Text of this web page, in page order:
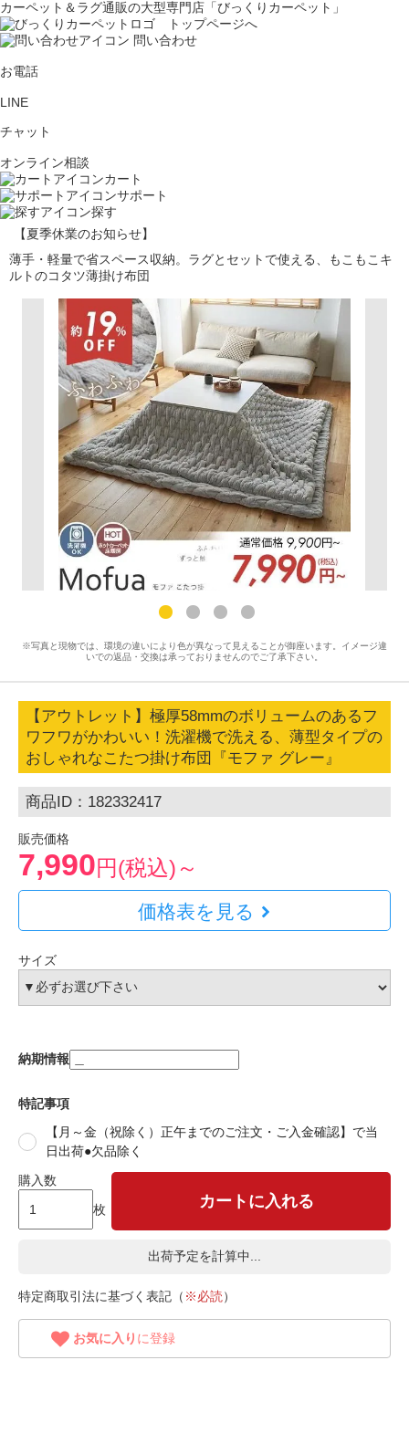
カーペット＆ラグ通販の大型専門店「びっくりカーペット」
問い合わせ
お電話
LINE
チャット
オンライン相談
カート
サポート
探す
【夏季休業のお知らせ】
薄手・軽量で省スペース収納。ラグとセットで使える、もこもこキ
ルトのコタツ薄掛け布団
※写真と現物では、環境の違いにより色が異なって見えることが御座います。イメージ違
いでの返品・交換は承っておりませんのでご了承下さい。
【アウトレット】極厚58mmのボリュームのあるフ
ワフワがかわいい！洗濯機で洗える、薄型タイプの
おしゃれなこたつ掛け布団『モファ グレー』
商品ID：182332417
販売価格
7,990円(税込)～
価格表を見る
サイズ
納期情報
特記事項
【月～金（祝除く）正午までのご注文・ご入金確認】で当
日出荷●欠品除く
購入数
枚
カートに入れる
出荷予定を計算中...
特定商取引法に基づく表記（ ※必読）
お気に入り に登録